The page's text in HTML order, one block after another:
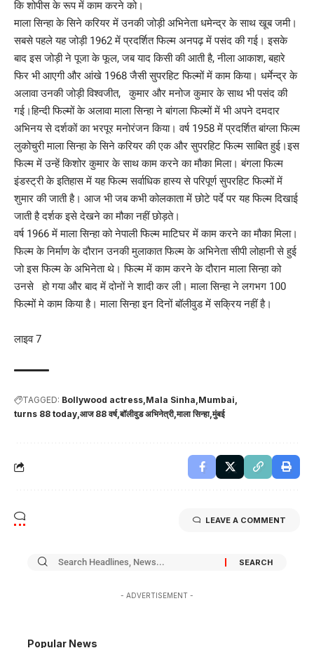
कि शोपीस के रूप में काम करने को।
माला सिन्हा के सिने करियर में उनकी जोड़ी अभिनेता धमेन्द्र के साथ खूब जमी।
सबसे पहले यह जोड़ी 1962 में प्रदर्शित फिल्म अनपढ़ में पसंद की गई। इसके
बाद इस जोड़ी ने पूजा के फूल, जब याद किसी की आती है, नीला आकाश, बहारे
फिर भी आएगी और आंखे 1968 जैसी सुपरहिट फिल्मों में काम किया। धर्मेन्द्र के
अलावा उनकी जोड़ी विश्वजीत, कुमार और मनोज कुमार के साथ भी पसंद की
गई।हिन्दी फिल्मों के अलावा माला सिन्हा ने बांगला फिल्मों में भी अपने दमदार
अभिनय से दर्शकों का भरपूर मनोरंजन किया। वर्ष 1958 में प्रदर्शित बांग्ला फिल्म
लुकोचुरी माला सिन्हा के सिने करियर की एक और सुपरहिट फिल्म साबित हुई।इस
फिल्म में उन्हें किशोर कुमार के साथ काम करने का मौका मिला। बंगला फिल्म
इंडस्ट्री के इतिहास में यह फिल्म सर्वाधिक हास्य से परिपूर्ण सुपरहिट फिल्मों में
शुमार की जाती है। आज भी जब कभी कोलकाता में छोटे पर्दे पर यह फिल्म दिखाई
जाती है दर्शक इसे देखने का मौका नहीं छोड़ते।
वर्ष 1966 में माला सिन्हा को नेपाली फिल्म माटिघर में काम करने का मौका मिला।
फिल्म के निर्माण के दौरान उनकी मुलाकात फिल्म के अभिनेता सीपी लोहानी से हुई
जो इस फिल्म के अभिनेता थे। फिल्म में काम करने के दौरान माला सिन्हा को
उनसे हो गया और बाद में दोनों ने शादी कर ली। माला सिन्हा ने लगभग 100
फिल्मों मे काम किया है। माला सिन्हा इन दिनों बॉलीवुड में सक्रिय नहीं है।
लाइव 7
TAGGED: Bollywood actress Mala Sinha Mumbai
turns 88 today आज 88 वर्ष बॉलीवुड अभिनेत्री माला सिन्हा मुंबई
LEAVE A COMMENT
- ADVERTISEMENT -
Popular News